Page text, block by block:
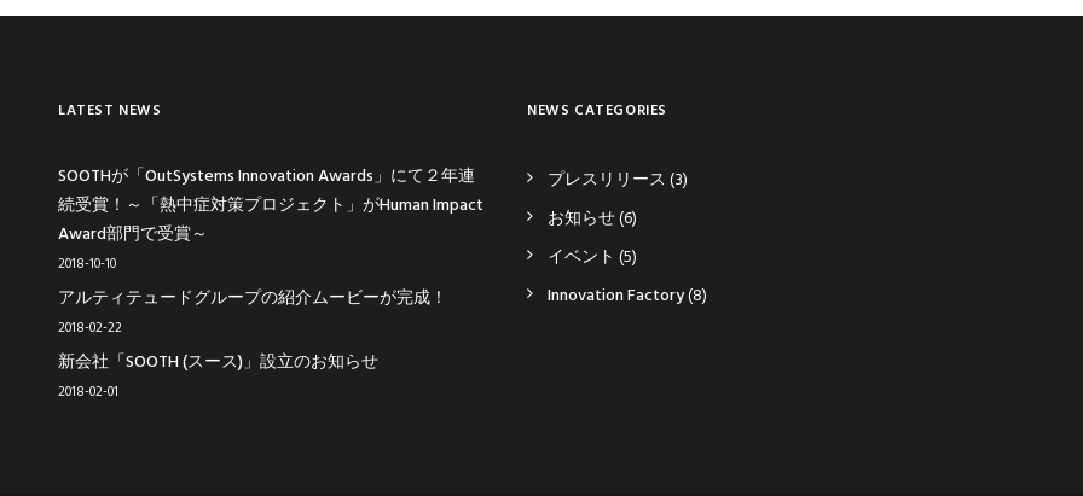
LATEST NEWS
SOOTHが「OutSystems Innovation Awards」にて２年連
続受賞！～「熱中症対策プロジェクト」がHuman Impact
Award部門で受賞～
2018-10-10
アルティテュードグループの紹介ムービーが完成！
2018-02-22
新会社「SOOTH (スース)」設立のお知らせ
2018-02-01
NEWS CATEGORIES
プレスリリース (3)
お知らせ(6)
イベント (5)
Innovation Factory(8)